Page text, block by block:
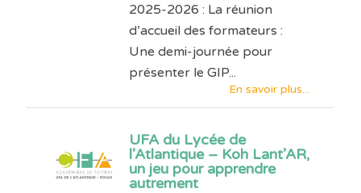
2025-2026 : La réunion
d’accueil des formateurs :
Une demi-journée pour
présenter le GIP...
En savoir plus...
UFA du Lycée de
l’Atlantique – Koh Lant’AR,
un jeu pour apprendre
autrement